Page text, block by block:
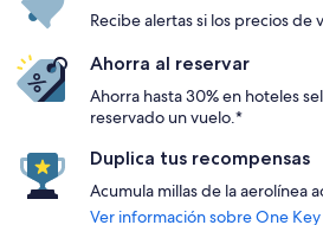
Recibe alertas si los precios de
Ahorra al reservar
Ahorra hasta 30% en hoteles
reservado un vuelo.*
Duplica tus recompensas
Acumula millas de la aerolínea
Ver información sobre One Key